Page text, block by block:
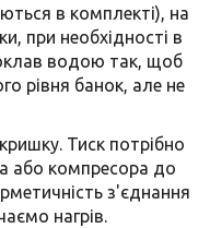
в комплекті), на
при необхідності в
водою так, щоб
рівня банок, але не
Тиск потрібно
або компресора до
з'єднання
нагрів.